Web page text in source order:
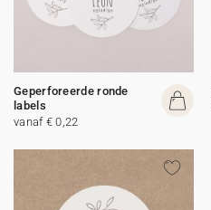
Geperforeerde ronde
labels
vanaf € 0,22